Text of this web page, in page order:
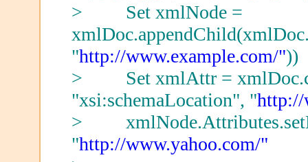
> Set xmlNode =
"http://www.example.com/"))
> Set xmlAttr =
"xsi:schemaLocation", "http://
>
"http://www.yahoo.com/"